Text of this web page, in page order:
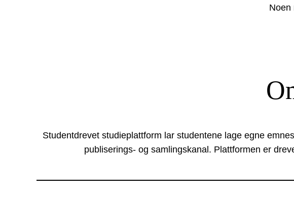
Noen
Studentdrevet studieplattform lar studentene lage egne
publiserings- og samlingskanal. Plattformen er